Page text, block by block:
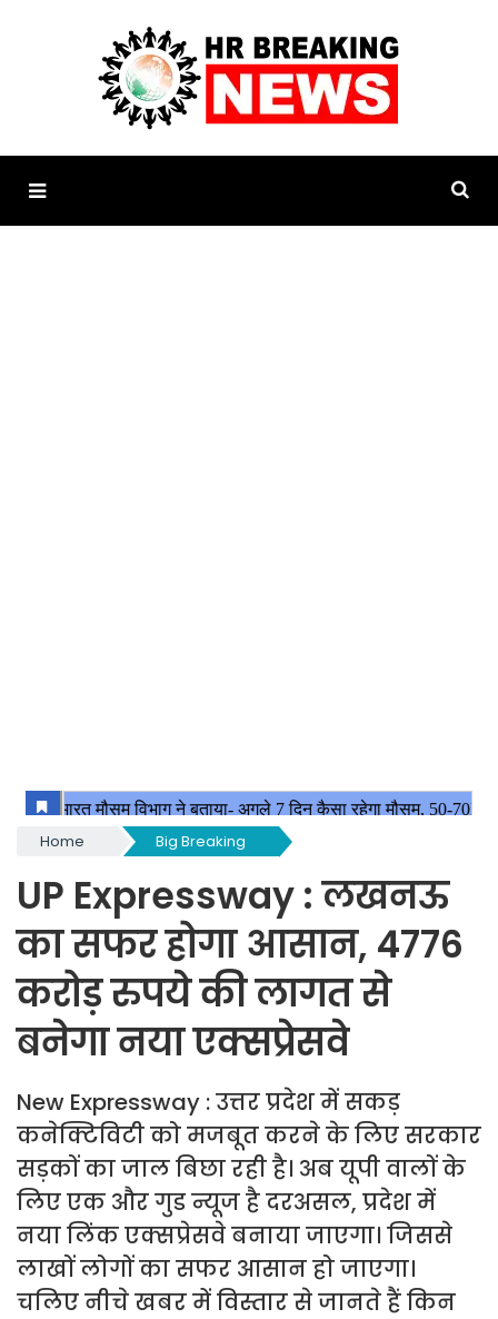
Home Big Breaking
UP Expressway : लखनऊ
का सफर होगा आसान, 4776
करोड़ रुपये की लागत से
बनेगा नया एक्सप्रेसवे
New Expressway : उत्तर प्रदेश में सकड़
कनेक्टिविटी को मजबूत करने के लिए सरकार
सड़कों का जाल बिछा रही है। अब यूपी वालों के
लिए एक और गुड न्यूज है दरअसल, प्रदेश में
नया लिंक एक्सप्रेसवे बनाया जाएगा। जिससे
लाखों लोगों का सफर आसान हो जाएगा।
चलिए नीचे खबर में विस्तार से जानते हैं किन